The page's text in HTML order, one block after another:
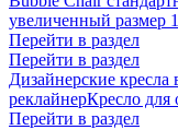
увеличенный размер
Перейти в раздел
Перейти в раздел
Дизайнерские
реклайнерКресло для
Перейти в раздел